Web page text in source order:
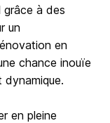
à des
un
en
chance inouïe
dynamique.
en pleine